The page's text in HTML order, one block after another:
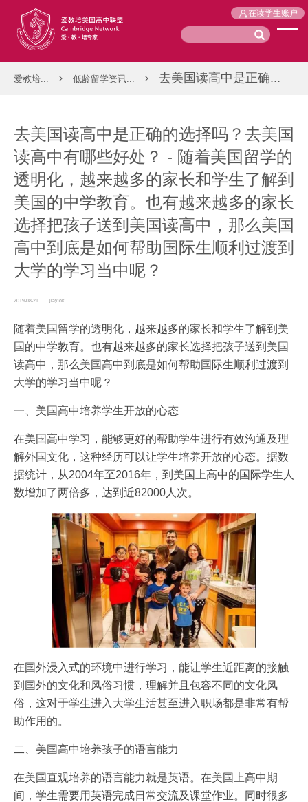
在读学生账户
爱教培... 低龄留学资讯... 去美国读高中是正确...
去美国读高中是正确的选择吗？去美国
读高中有哪些好处？ - 随着美国留学的
透明化，越来越多的家长和学生了解到
美国的中学教育。也有越来越多的家长
选择把孩子送到美国读高中，那么美国
高中到底是如何帮助国际生顺利过渡到
大学的学习当中呢？
2019-08-21 jiayiok
随着美国留学的透明化，越来越多的家长和学生了解到美
国的中学教育。也有越来越多的家长选择把孩子送到美国
读高中，那么美国高中到底是如何帮助国际生顺利过渡到
大学的学习当中呢？
一、美国高中培养学生开放的心态
在美国高中学习，能够更好的帮助学生进行有效沟通及理
解外国文化，这种经历可以让学生培养开放的心态。据数
据统计，从2004年至2016年，到美国上高中的国际学生人
数增加了两倍多，达到近82000人次。
在国外浸入式的环境中进行学习，能让学生近距离的接触
到国外的文化和风俗习惯，理解并且包容不同的文化风
俗，这对于学生进入大学生活甚至进入职场都是非常有帮
助作用的。
二、美国高中培养孩子的语言能力
在美国直观培养的语言能力就是英语。在美国上高中期
间，学生需要用英语完成日常交流及课堂作业。同时很多